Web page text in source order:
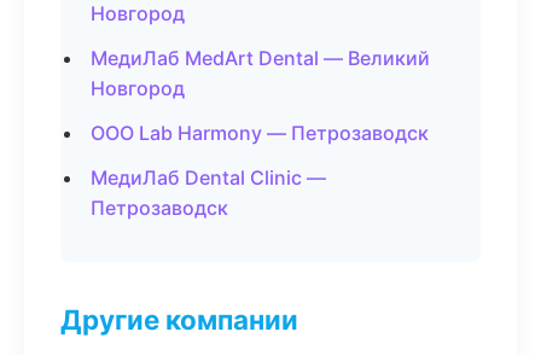
Новгород
МедиЛаб MedArt Dental — Великий
Новгород
ООО Lab Harmony — Петрозаводск
МедиЛаб Dental Clinic —
Петрозаводск
Другие компании